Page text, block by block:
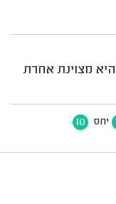
מצוינת אחרת
יחס 10